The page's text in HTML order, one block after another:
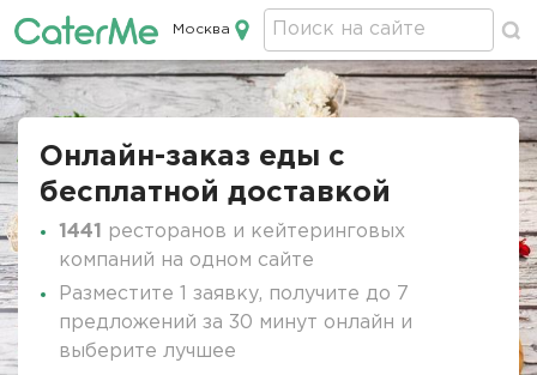
Кейтеринг в Москве
Москва
Строка
Онлайн-заказ еды с
бесплатной доставкой
1441
ресторанов и кейтеринговых
компаний на одном сайте
Разместите 1 заявку, получите до 7
предложений за 30 минут онлайн и
выберите лучшее